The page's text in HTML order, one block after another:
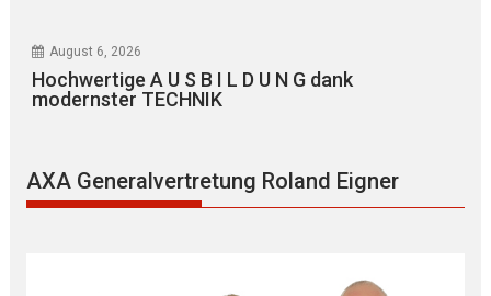
August 6, 2026
Hochwertige A U S B I L D U N G dank
modernster TECHNIK
AXA Generalvertretung Roland Eigner